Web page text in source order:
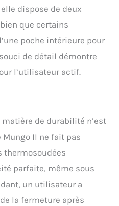
dispose de deux
que certains
poche intérieure pour
de détail démontre
l’utilisateur actif.
de durabilité n’est
II ne fait pas
thermosoudées
parfaite, même sous
un utilisateur a
la fermeture après